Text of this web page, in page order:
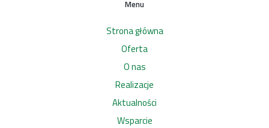
Menu
Strona główna
Oferta
O nas
Realizacje
Aktualności
Wsparcie